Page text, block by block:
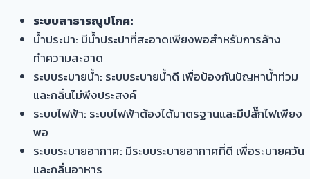
ระบบสาธารณูปโภค:
น้ำประปา: มีน้ำประปาที่สะอาดเพียงพอสำหรับการล้าง
ทำความสะอาด
ระบบระบายน้ำ: ระบบระบายน้ำดี เพื่อป้องกันปัญหาน้ำท่วม
และกลิ่นไม่พึงประสงค์
ระบบไฟฟ้า: ระบบไฟฟ้าต้องได้มาตรฐานและมีปลั๊กไฟเพียง
พอ
ระบบระบายอากาศ: มีระบบระบายอากาศที่ดี เพื่อระบายควัน
และกลิ่นอาหาร